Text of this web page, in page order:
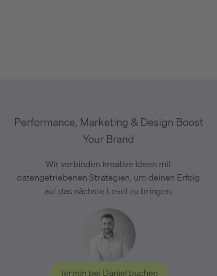
Performance, Marketing & Design Boost
Your Brand
Wir verbinden kreative Ideen mit
datengetriebenen Strategien, um deinen Erfolg
auf das nächste Level zu bringen.
Termin bei Daniel buchen